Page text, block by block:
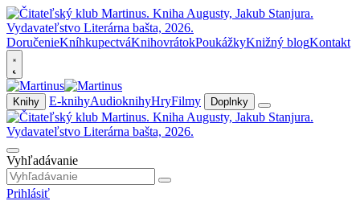
DoručenieKníhkupectváKnihovrátokPoukážkyKnižný blogKontakt
Knihy E-knihyAudioknihyHryFilmy Doplnky
Vyhľadávanie
Prihlásiť